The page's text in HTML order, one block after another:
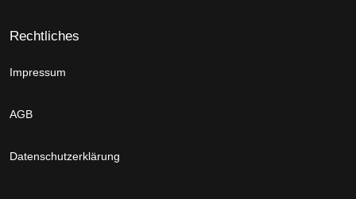
Rechtliches
Impressum
AGB
Datenschutzerklärung